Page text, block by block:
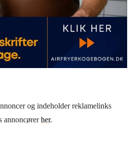
og indeholder reklamelinks
annoncørerher.